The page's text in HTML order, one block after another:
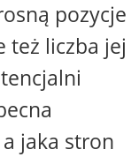
pozycje
też liczba jej
jaka stron